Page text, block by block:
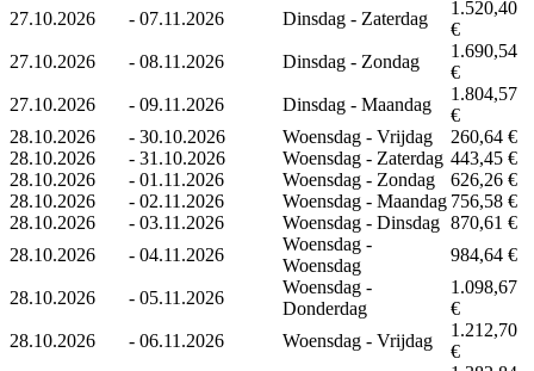
27.10.2026
- 07.11.2026 Dinsdag - Zaterdag
1.520,40
€
27.10.2026
- 08.11.2026 Dinsdag - Zondag
1.690,54
€
27.10.2026
- 09.11.2026 Dinsdag - Maandag
1.804,57
€
28.10.2026
- 30.10.2026 Woensdag - Vrijdag
260,64 €
28.10.2026
- 31.10.2026 Woensdag - Zaterdag 443,45 €
28.10.2026
- 01.11.2026 Woensdag - Zondag
626,26 €
28.10.2026
- 02.11.2026 Woensdag - Maandag 756,58 €
28.10.2026
- 03.11.2026 Woensdag - Dinsdag 870,61 €
28.10.2026
- 04.11.2026
Woensdag -
Woensdag
984,64 €
28.10.2026 - 05.11.2026
Woensdag -
Donderdag
1.098,67
€
28.10.2026
- 06.11.2026 Woensdag - Vrijdag
1.212,70
€